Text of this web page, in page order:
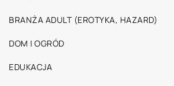
BRANŻA ADULT (EROTYKA, HAZARD)
DOM I OGRÓD
EDUKACJA